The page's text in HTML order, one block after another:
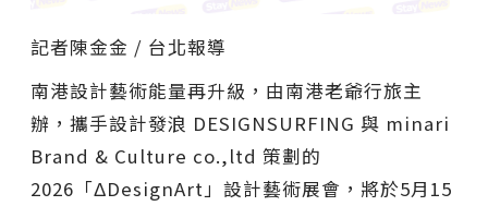
記者陳金金 / 台北報導
南港設計藝術能量再升級，由南港老爺行旅主
辦，攜手設計發浪 DESIGNSURFING 與 minari
Brand & Culture co.,ltd 策劃的
2026「ΔDesignArt」設計藝術展會，將於5月15